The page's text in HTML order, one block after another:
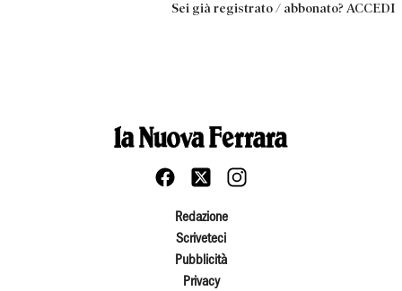
Sei già registrato / abbonato? ACCEDI
Redazione
Scriveteci
Pubblicità
Privacy